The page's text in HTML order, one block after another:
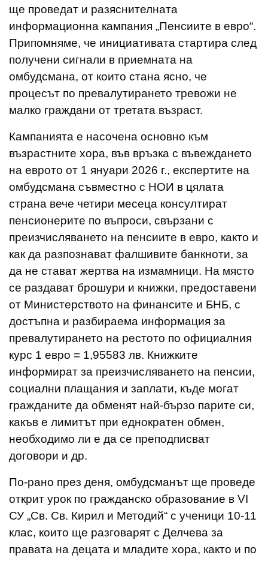
ще проведат и разяснителната
информационна кампания „Пенсиите в евро“.
Припомняме, че инициативата стартира след
получени сигнали в приемната на
омбудсмана, от които стана ясно, че
процесът по превалутирането тревожи не
малко граждани от третата възраст.
Кампанията е насочена основно към
възрастните хора, във връзка с въвеждането
на еврото от 1 януари 2026 г., експертите на
омбудсмана съвместно с НОИ в цялата
страна вече четири месеца консултират
пенсионерите по въпроси, свързани с
преизчисляването на пенсиите в евро, както и
как да разпознават фалшивите банкноти, за
да не стават жертва на измамници. На място
се раздават брошури и книжки, предоставени
от Министерството на финансите и БНБ, с
достъпна и разбираема информация за
превалутирането на рестото по официалния
курс 1 евро = 1,95583 лв. Книжките
информират за преизчисляването на пенсии,
социални плащания и заплати, къде могат
гражданите да обменят най-бързо парите си,
какъв е лимитът при еднократен обмен,
необходимо ли е да се преподписват
договори и др.
По-рано през деня, омбудсманът ще проведе
открит урок по гражданско образование в VI
СУ „Св. Св. Кирил и Методий“ с ученици 10-11
клас, които ще разговарят с Делчева за
правата на децата и младите хора, както и по